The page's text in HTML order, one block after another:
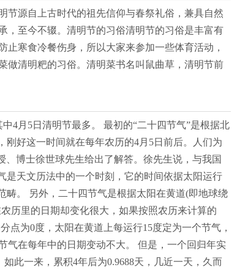
节源自上古时代的祖先信仰与春祭礼俗，兼具自然
，至今不辍。清明节的习俗清明节的习俗是丰富有
寒食冷餐伤身，所以大家来参加一些体育活动，
做清明粑的习俗。清明菜书名叫鼠曲草，清明节前
4月5日清明节最多。 最初的“二十四节气”是根据北
刚好这一时间就在每年农历的4月5日前后。人们为
博士徐世球先生给出了解答。徐先生说，与我国
是天文历法中的一个时刻，它的时间依据太阳运行
畴。 另外，二十四节气是根据太阳在黄道(即地球绕
历里的日期却变化很大，如果按照农历来计算的
为0度，太阳在黄道上每运行15度定为一个节气，
气在每年中的日期变动不大。 但是，一个回归年实
此一来，累积4年后为0.9688天，几近一天，久而